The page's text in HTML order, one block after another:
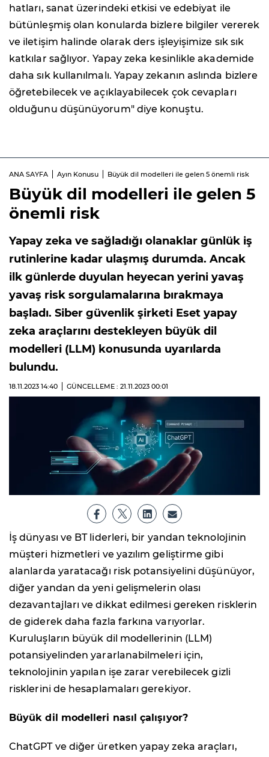
hatları, sanat üzerindeki etkisi ve edebiyat ile
bütünleşmiş olan konularda bizlere bilgiler vererek
ve iletişim halinde olarak ders işleyişimize sık sık
katkılar sağlıyor. Yapay zeka kesinlikle akademide
daha sık kullanılmalı. Yapay zekanın aslında bizlere
öğretebilecek ve açıklayabilecek çok cevapları
olduğunu düşünüyorum" diye konuştu.
ANA SAYFA Ayın Konusu Büyük dil modelleri ile gelen 5 önemli risk
Büyük dil modelleri ile gelen 5
önemli risk
Yapay zeka ve sağladığı olanaklar günlük iş
rutinlerine kadar ulaşmış durumda. Ancak
ilk günlerde duyulan heyecan yerini yavaş
yavaş risk sorgulamalarına bırakmaya
başladı. Siber güvenlik şirketi Eset yapay
zeka araçlarını destekleyen büyük dil
modelleri (LLM) konusunda uyarılarda
bulundu.
18.11.2023 14:40 GÜNCELLEME : 21.11.2023 00:01
İş dünyası ve BT liderleri, bir yandan teknolojinin
müşteri hizmetleri ve yazılım geliştirme gibi
alanlarda yaratacağı risk potansiyelini düşünüyor,
diğer yandan da yeni gelişmelerin olası
dezavantajları ve dikkat edilmesi gereken risklerin
de giderek daha fazla farkına varıyorlar.
Kuruluşların büyük dil modellerinin (LLM)
potansiyelinden yararlanabilmeleri için,
teknolojinin yapılan işe zarar verebilecek gizli
risklerini de hesaplamaları gerekiyor.
Büyük dil modelleri nasıl çalışıyor?
ChatGPT ve diğer üretken yapay zeka araçları,